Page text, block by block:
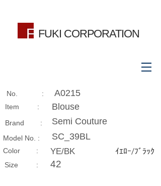
FUKI CORPORATION
No. : A0215
Item : Blouse
Brand : Semi Couture
Model No. : SC_39BL
​Color : YE/BK ｲｴﾛｰ/ﾌﾞﾗｯｸ
Size​ : 42